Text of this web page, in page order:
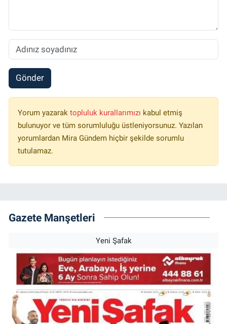
Gönder
Yorum yazarak topluluk kurallarımızı kabul etmiş
bulunuyor ve tüm sorumluluğu üstleniyorsunuz. Yazılan
yorumlardan Mira Gündem hiçbir şekilde sorumlu
tutulamaz.
Gazete Manşetleri
Yeni Şafak